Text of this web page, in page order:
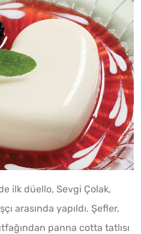
ilk düello, Sevgi Çolak,
arasında yapıldı. Şefler,
panna cotta tatlısı